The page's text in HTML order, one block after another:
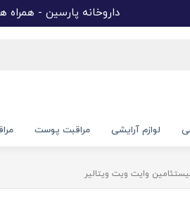
داروخانه پارسین -
لوازم آرایشی مراقبت پوست
وایت ویت ویتالیر